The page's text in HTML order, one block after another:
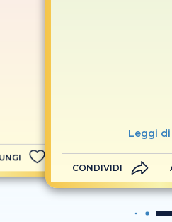
Leggi
CONDIVIDI